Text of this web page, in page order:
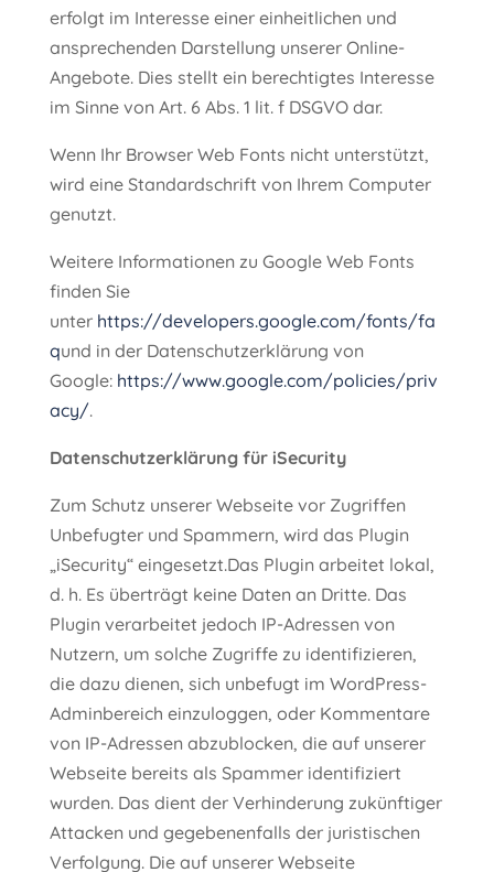
erfolgt im Interesse einer einheitlichen und
ansprechenden Darstellung unserer Online-
Angebote. Dies stellt ein berechtigtes Interesse
im Sinne von Art. 6 Abs. 1 lit. f DSGVO dar.
Wenn Ihr Browser Web Fonts nicht unterstützt,
wird eine Standardschrift von Ihrem Computer
genutzt.
Weitere Informationen zu Google Web Fonts
finden Sie
unter https://developers.google.com/fonts/fa
qund in der Datenschutzerklärung von
Google: https://www.google.com/policies/priv
acy/.
Datenschutzerklärung für iSecurity
Zum Schutz unserer Webseite vor Zugriffen
Unbefugter und Spammern, wird das Plugin
„iSecurity“ eingesetzt.Das Plugin arbeitet lokal,
d. h. Es überträgt keine Daten an Dritte. Das
Plugin verarbeitet jedoch IP-Adressen von
Nutzern, um solche Zugriffe zu identifizieren,
die dazu dienen, sich unbefugt im WordPress-
Adminbereich einzuloggen, oder Kommentare
von IP-Adressen abzublocken, die auf unserer
Webseite bereits als Spammer identifiziert
wurden. Das dient der Verhinderung zukünftiger
Attacken und gegebenenfalls der juristischen
Verfolgung. Die auf unserer Webseite